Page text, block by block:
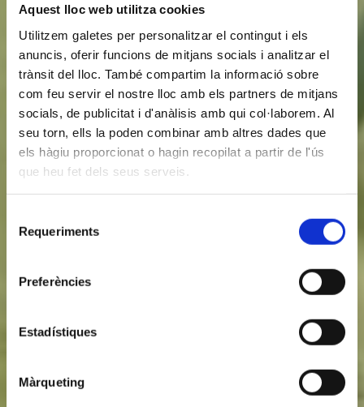
Aquest lloc web utilitza cookies
Utilitzem galetes per personalitzar el contingut i els
anuncis, oferir funcions de mitjans socials i analitzar el
trànsit del lloc. També compartim la informació sobre
com feu servir el nostre lloc amb els partners de mitjans
socials, de publicitat i d'anàlisis amb qui col·laborem. Al
seu torn, ells la poden combinar amb altres dades que
els hàgiu proporcionat o hagin recopilat a partir de l'ús
que heu fet dels seus serveis.
Requeriments
Preferències
Estadístiques
Màrqueting